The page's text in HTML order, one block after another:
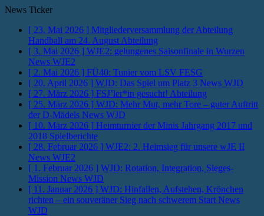
News Ticker
[ 23. Mai 2026 ] Mitgliederversammlung der Abteilung
Handball am 24. August Abteilung
[ 3. Mai 2026 ] WJE2: gelungenes Saisonfinale in Wurzen
News WJE2
[ 2. Mai 2026 ] FÜ40: Tunier vom LSV FESG
[ 20. April 2026 ] WJD: Das Spiel um Platz 3 News WJD
[ 27. März 2026 ] FSJ’ler*in gesucht! Abteilung
[ 25. März 2026 ] WJD: Mehr Mut, mehr Tore – guter Auftritt
der D-Mädels News WJD
[ 10. März 2026 ] Heimturnier der Minis Jahrgang 2017 und
2018 Spielberichte
[ 28. Februar 2026 ] WJE2: 2. Heimsieg für unsere wJE II
News WJE2
[ 1. Februar 2026 ] WJD: Rotation, Integration, Sieges-
Mission News WJD
[ 11. Januar 2026 ] WJD: Hinfallen, Aufstehen, Krönchen
richten – ein souveräner Sieg nach schwerem Start News
WJD